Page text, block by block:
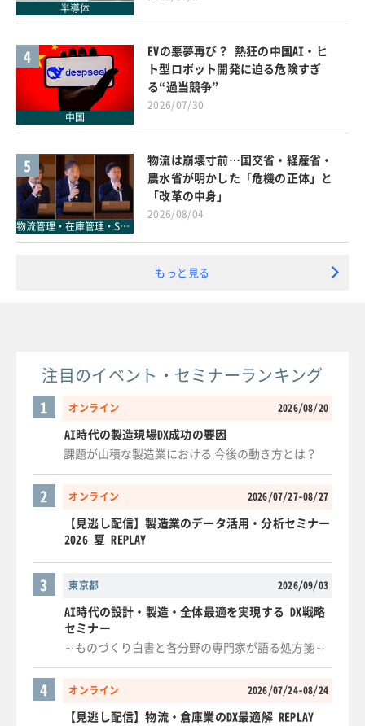
半導体
4
中国
EVの悪夢再び？ 熱狂の中国AI・ヒ
ト型ロボット開発に迫る危険すぎ
る“過当競争”
2026/07/30
5
物流管理・在庫管理・SCM
物流は崩壊寸前…国交省・経産省・
農水省が明かした「危機の正体」と
「改革の中身」
2026/08/04
もっと見る
注目のイベント・セミナーランキング
オンライン 2026/08/20
1
AI時代の製造現場DX成功の要因
課題が山積な製造業における 今後の動き方とは？
オンライン 2026/07/27-08/27
2
【見逃し配信】製造業のデータ活用・分析セミナー
2026 夏 REPLAY
東京都 2026/09/03
3
AI時代の設計・製造・全体最適を実現する DX戦略
セミナー
～ものづくり白書と各分野の専門家が語る処方箋～
オンライン 2026/07/24-08/24
4
【見逃し配信】物流・倉庫業のDX最適解 REPLAY